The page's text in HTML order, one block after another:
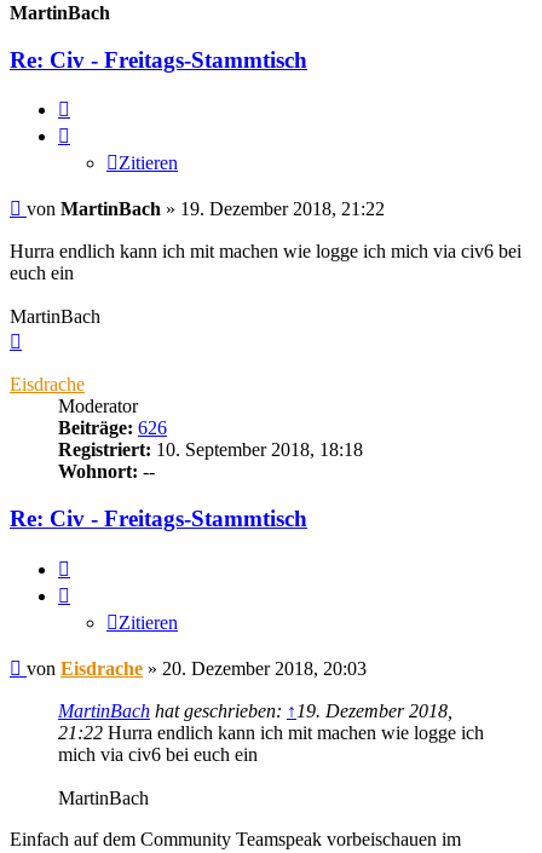
MartinBach
Re: Civ - Freitags-Stammtisch
Zitieren
Beitrag
von MartinBach » 19. Dezember 2018, 21:22
Hurra endlich kann ich mit machen wie logge ich mich via civ6 bei
euch ein
MartinBach
Eisdrache
Moderator
Beiträge: 626
Registriert: 10. September 2018, 18:18
Wohnort: --
Re: Civ - Freitags-Stammtisch
Zitieren
Beitrag
von Eisdrache » 20. Dezember 2018, 20:03
MartinBach hat geschrieben: ↑ 19. Dezember 2018,
21:22 Hurra endlich kann ich mit machen wie logge ich
mich via civ6 bei euch ein
MartinBach
Einfach auf dem Community Teamspeak vorbeischauen im